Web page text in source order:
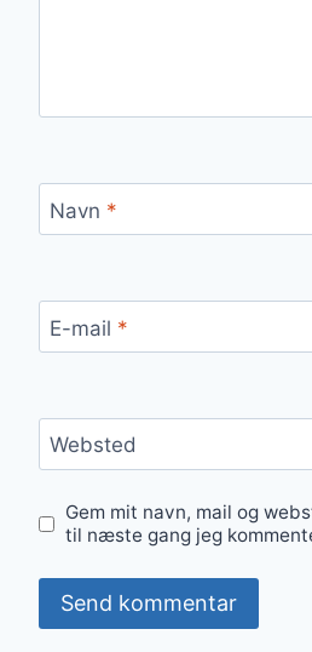
Navn *
E-mail *
Websted
Gem mit navn, mail og
til næste gang jeg